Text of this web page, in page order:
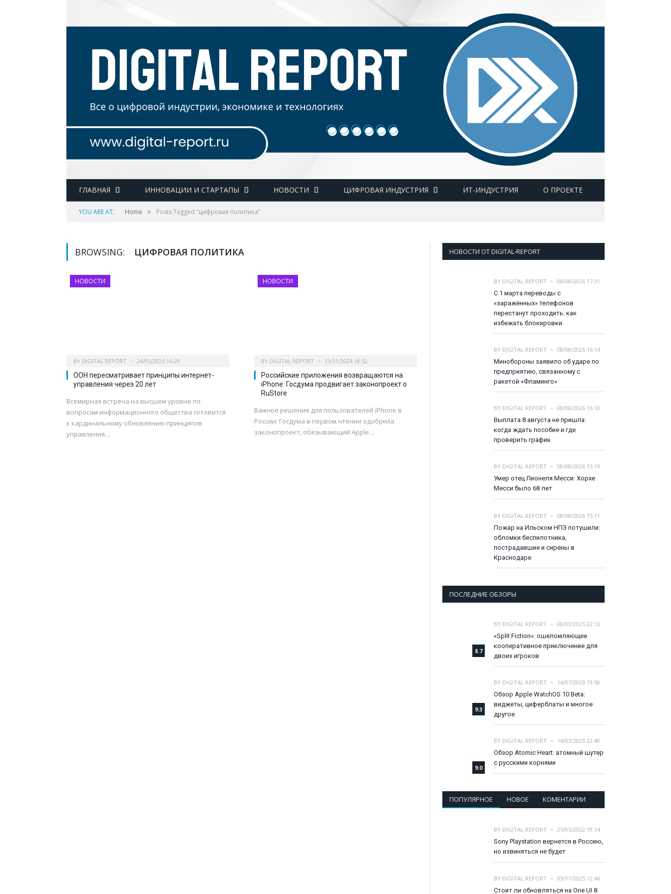
ГЛАВНАЯ ИННОВАЦИИ И СТАРТАПЫ НОВОСТИ ЦИФРОВАЯ ИНДУСТРИЯ ИТ-ИНДУСТРИЯ О ПРОЕКТЕ
YOU ARE AT: Home » Posts Tagged "цифровая политика"
BROWSING: ЦИФРОВАЯ ПОЛИТИКА
НОВОСТИ
BY DIGITAL REPORT 26/05/2025 16:29
ООН пересматривает принципы интернет-
управления через 20 лет
Всемирная встреча на высшем уровне по
вопросам информационного общества готовится
к кардинальному обновлению принципов
управления…
НОВОСТИ
BY DIGITAL REPORT 13/11/2024 18:52
Российские приложения возвращаются на
iPhone: Госдума продвигает законопроект о
RuStore
Важное решение для пользователей iPhone в
России: Госдума в первом чтении одобрила
законопроект, обязывающий Apple…
НОВОСТИ ОТ DIGITAL-REPORT
BY DIGITAL REPORT
08/08/2026 17:31
С 1 марта переводы с
«заражённых» телефонов
перестанут проходить: как
избежать блокировки
BY DIGITAL REPORT
08/08/2026 16:14
Минобороны заявило об ударе по
предприятию, связанному с
ракетой «Фламинго»
BY DIGITAL REPORT
08/08/2026 16:10
Выплата 8 августа не пришла:
когда ждать пособие и где
проверить график
BY DIGITAL REPORT
08/08/2026 15:19
Умер отец Лионеля Месси: Хорхе
Месси было 68 лет
BY DIGITAL REPORT
08/08/2026 15:11
Пожар на Ильском НПЗ потушили:
обломки беспилотника,
пострадавшие и сирены в
Краснодаре
ПОСЛЕДНИЕ ОБЗОРЫ
8.7
BY DIGITAL REPORT
08/03/2025 22:13
«Split Fiction»: ошеломляющее
кооперативное приключение для
двоих игроков
9.3
BY DIGITAL REPORT
14/07/2023 19:50
Обзор Apple WatchOS 10 Beta:
виджеты, циферблаты и многое
другое
9.0
BY DIGITAL REPORT
14/03/2023 22:40
Обзор Atomic Heart: атомный шутер
с русскими корнями
ПОПУЛЯРНОЕ НОВОЕ КОМЕНТАРИИ
BY DIGITAL REPORT
25/05/2022 19:14
Sony Playstation вернется в Россию,
но извиняться не будет
BY DIGITAL REPORT
03/11/2025 12:46
Стоит ли обновляться на One UI 8: